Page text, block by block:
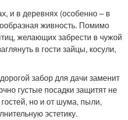
и в деревнях (особенно – в
живность. Помимо
желающих забрести в чужой
в гости зайцы, косули,
забор для дачи заменит
густые посадки защитят не
но и от шума, пыли,
эстетику.